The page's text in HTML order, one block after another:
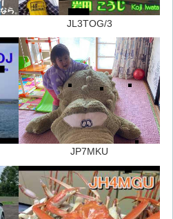
JL3TOG/3
JP7MKU